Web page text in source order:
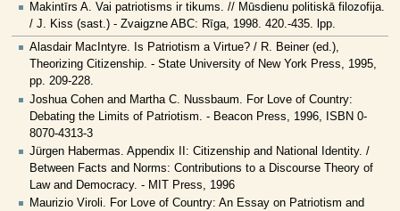
Makintīrs A. Vai patriotisms ir tikums. // Mūsdienu politiskā filozofija.
/ J. Kiss (sast.) - Zvaigzne ABC: Rīga, 1998. 420.-435. lpp.
Alasdair MacIntyre. Is Patriotism a Virtue? / R. Beiner (ed.),
Theorizing Citizenship. - State University of New York Press, 1995,
pp. 209-228.
Joshua Cohen and Martha C. Nussbaum. For Love of Country:
Debating the Limits of Patriotism. - Beacon Press, 1996, ISBN 0-
8070-4313-3
Jürgen Habermas. Appendix II: Citizenship and National Identity. /
Between Facts and Norms: Contributions to a Discourse Theory of
Law and Democracy. - MIT Press, 1996
Maurizio Viroli. For Love of Country: An Essay on Patriotism and